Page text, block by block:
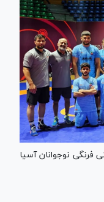
فرنگی نوجوانان آسیا